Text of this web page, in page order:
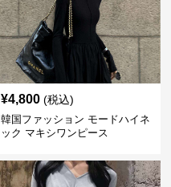
¥4,800 (税込)
韓国ファッション モードハイネ
ック マキシワンピース